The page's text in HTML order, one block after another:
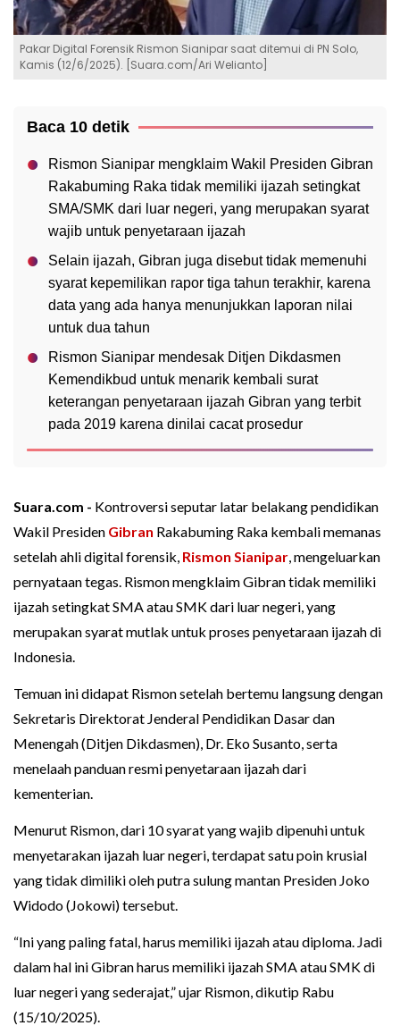
Pakar Digital Forensik Rismon Sianipar saat ditemui di PN Solo,
Kamis (12/6/2025). [Suara.com/Ari Welianto]
Baca 10 detik
Rismon Sianipar mengklaim Wakil Presiden Gibran
Rakabuming Raka tidak memiliki ijazah setingkat
SMA/SMK dari luar negeri, yang merupakan syarat
wajib untuk penyetaraan ijazah
Selain ijazah, Gibran juga disebut tidak memenuhi
syarat kepemilikan rapor tiga tahun terakhir, karena
data yang ada hanya menunjukkan laporan nilai
untuk dua tahun
Rismon Sianipar mendesak Ditjen Dikdasmen
Kemendikbud untuk menarik kembali surat
keterangan penyetaraan ijazah Gibran yang terbit
pada 2019 karena dinilai cacat prosedur
Suara.com - Kontroversi seputar latar belakang pendidikan
Wakil Presiden Gibran Rakabuming Raka kembali memanas
setelah ahli digital forensik, Rismon Sianipar, mengeluarkan
pernyataan tegas. Rismon mengklaim Gibran tidak memiliki
ijazah setingkat SMA atau SMK dari luar negeri, yang
merupakan syarat mutlak untuk proses penyetaraan ijazah di
Indonesia.
Temuan ini didapat Rismon setelah bertemu langsung dengan
Sekretaris Direktorat Jenderal Pendidikan Dasar dan
Menengah (Ditjen Dikdasmen), Dr. Eko Susanto, serta
menelaah panduan resmi penyetaraan ijazah dari
kementerian.
Menurut Rismon, dari 10 syarat yang wajib dipenuhi untuk
menyetarakan ijazah luar negeri, terdapat satu poin krusial
yang tidak dimiliki oleh putra sulung mantan Presiden Joko
Widodo (Jokowi) tersebut.
“Ini yang paling fatal, harus memiliki ijazah atau diploma. Jadi
dalam hal ini Gibran harus memiliki ijazah SMA atau SMK di
luar negeri yang sederajat,” ujar Rismon, dikutip Rabu
(15/10/2025).